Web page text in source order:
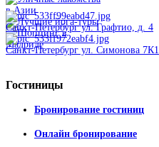
Санкт-Петербург ул. Графтио, д. 4
Санкт-Петербург ул. Симонова 7К1
Гостиницы
Бронирование гостиниц
Онлайн бронирование